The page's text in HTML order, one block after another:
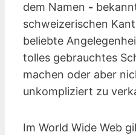
dem Namen -
schweizerischen
beliebte
tolles gebrauchtes
machen oder aber
unkompliziert zu
Im World Wide Web